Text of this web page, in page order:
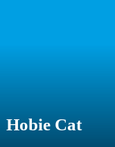
Hobie Cat